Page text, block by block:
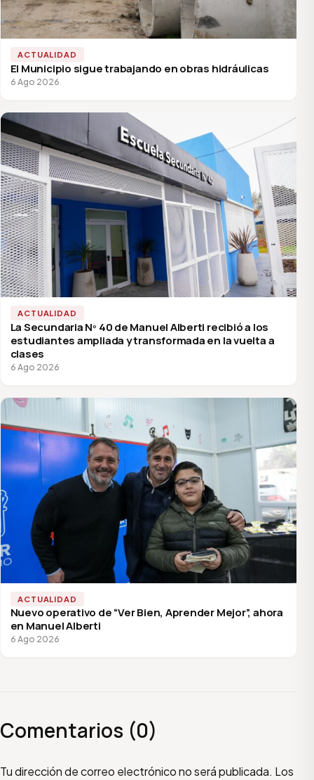
ACTUALIDAD
El Municipio sigue trabajando en obras hidráulicas
6 Ago 2026
ACTUALIDAD
La Secundaria Nº 40 de Manuel Alberti recibió a los
estudiantes ampliada y transformada en la vuelta a
clases
6 Ago 2026
ACTUALIDAD
Nuevo operativo de “Ver Bien, Aprender Mejor”, ahora
en Manuel Alberti
6 Ago 2026
Comentarios (0)
Tu dirección de correo electrónico no será publicada. Los
Escribí tu comentario
Nombre
Email